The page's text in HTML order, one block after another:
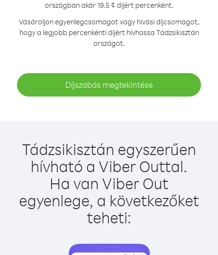
országban akár 19.5 ¢ díjért percenként.
Vásároljon egyenlegcsomagot vagy hívási díjcsomagot,
hogy a legjobb percenkénti díjért hívhassa Tádzsikisztán
országot.
Díjszabás megtekintése
Tádzsikisztán egyszerűen
hívható a Viber Outtal.
Ha van Viber Out
egyenlege, a következőket
teheti: